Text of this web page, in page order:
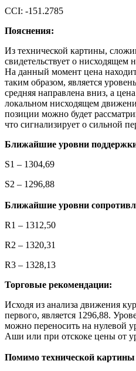
CCI: -151.2785
Пояснения:
Из технической картины,
свидетельствует о
На данный момент цена
таким образом, является
средняя направлена вниз, а
локальном нисходящем
позиции можно будет
что сигнализирует о сильной
Ближайшие уровни
S1 – 1304,69
S2 – 1296,88
Ближайшие уровни
R1 – 1312,50
R2 – 1320,31
R3 – 1328,13
Торговые рекомендации:
Исходя из анализа движения
первого, является 1296,88.
можно переносить на нулевой
Аши или при отскоке цены от
Помимо технической